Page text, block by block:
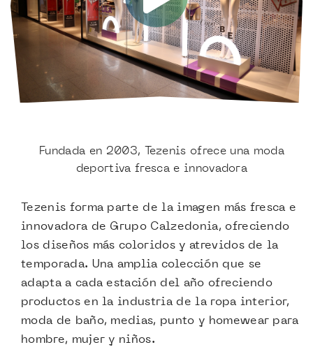
Fundada en 2003, Tezenis ofrece una moda
deportiva fresca e innovadora
Tezenis forma parte de la imagen más fresca e
innovadora de Grupo Calzedonia, ofreciendo
los diseños más coloridos y atrevidos de la
temporada. Una amplia colección que se
adapta a cada estación del año ofreciendo
productos en la industria de la ropa interior,
moda de baño, medias, punto y homewear para
hombre, mujer y niños.